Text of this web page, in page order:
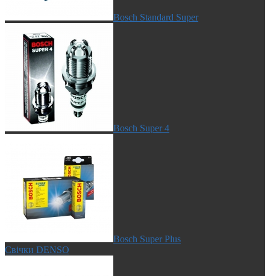
Bosch Standard Super
Bosch Super 4
Bosch Super Plus
Свічки DENSO